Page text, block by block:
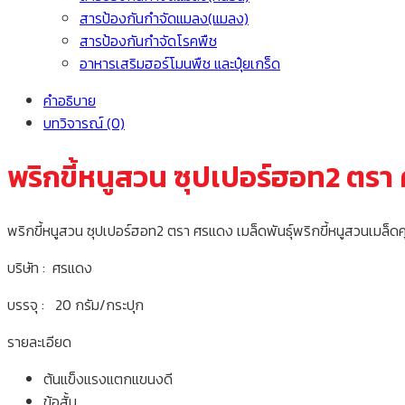
สารป้องกันกำจัดแมลง(แมลง)
สารป้องกันกำจัดโรคพืช
อาหารเสริมฮอร์โมนพืช และปุ๋ยเกร็ด
คำอธิบาย
บทวิจารณ์ (0)
พริกขี้หนูสวน ซุปเปอร์ฮอท2 ตรา
พริกขี้หนูสวน ซุปเปอร์ฮอท2 ตรา ศรแดง เมล็ดพันธุ์พริกขี้หนูสวนเมล็
บริษัท : ศรแดง
บรรจุ : 20 กรัม/กระปุก
รายละเอียด
ต้นแข็งแรงแตกแขนงดี